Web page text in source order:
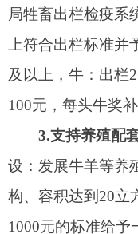
混结构养殖圈舍，按
予奖补。
4.支持饲草料奖补
定，利用永久性青贮池
料，或使用裹包全株
单户当年最高奖补1000
5.支持种公羊选育
克孜种公羊选育进行